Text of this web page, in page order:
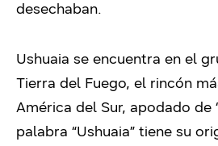
desechaban.
Ushuaia se encuentra en el
Tierra del Fuego, el rincón
América del Sur, apodado de
palabra “Ushuaia” tiene su